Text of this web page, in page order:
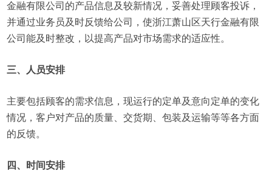
金融有限公司的产品信息及较新情况，妥善处理顾客投诉，
并通过业务员及时反馈给公司，使浙江萧山区天行金融有限
公司能及时整改，以提高产品对市场需求的适应性。
三、人员安排
主要包括顾客的需求信息，现运行的定单及意向定单的变化
情况，客户对产品的质量、交货期、包装及运输等等各方面
的反馈。
四、时间安排